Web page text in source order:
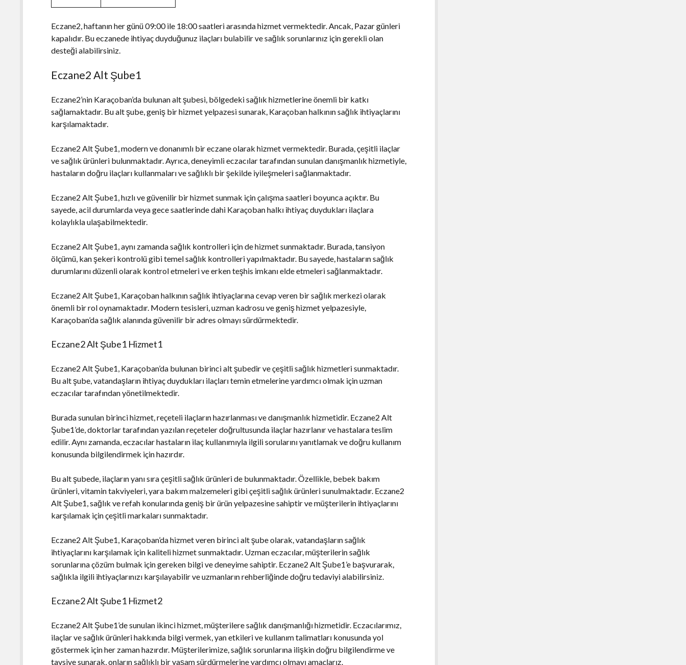
Eczane2, haftanın her günü 09:00 ile 18:00 saatleri arasında hizmet vermektedir. Ancak, Pazar günleri
kapalıdır. Bu eczanede ihtiyaç duyduğunuz ilaçları bulabilir ve sağlık sorunlarınız için gerekli olan
desteği alabilirsiniz.
Eczane2 Alt Şube1
Eczane2’nin Karaçoban’da bulunan alt şubesi, bölgedeki sağlık hizmetlerine önemli bir katkı
sağlamaktadır. Bu alt şube, geniş bir hizmet yelpazesi sunarak, Karaçoban halkının sağlık ihtiyaçlarını
karşılamaktadır.
Eczane2 Alt Şube1, modern ve donanımlı bir eczane olarak hizmet vermektedir. Burada, çeşitli ilaçlar
ve sağlık ürünleri bulunmaktadır. Ayrıca, deneyimli eczacılar tarafından sunulan danışmanlık hizmetiyle,
hastaların doğru ilaçları kullanmaları ve sağlıklı bir şekilde iyileşmeleri sağlanmaktadır.
Eczane2 Alt Şube1, hızlı ve güvenilir bir hizmet sunmak için çalışma saatleri boyunca açıktır. Bu
sayede, acil durumlarda veya gece saatlerinde dahi Karaçoban halkı ihtiyaç duydukları ilaçlara
kolaylıkla ulaşabilmektedir.
Eczane2 Alt Şube1, aynı zamanda sağlık kontrolleri için de hizmet sunmaktadır. Burada, tansiyon
ölçümü, kan şekeri kontrolü gibi temel sağlık kontrolleri yapılmaktadır. Bu sayede, hastaların sağlık
durumlarını düzenli olarak kontrol etmeleri ve erken teşhis imkanı elde etmeleri sağlanmaktadır.
Eczane2 Alt Şube1, Karaçoban halkının sağlık ihtiyaçlarına cevap veren bir sağlık merkezi olarak
önemli bir rol oynamaktadır. Modern tesisleri, uzman kadrosu ve geniş hizmet yelpazesiyle,
Karaçoban’da sağlık alanında güvenilir bir adres olmayı sürdürmektedir.
Eczane2 Alt Şube1 Hizmet1
Eczane2 Alt Şube1, Karaçoban’da bulunan birinci alt şubedir ve çeşitli sağlık hizmetleri sunmaktadır.
Bu alt şube, vatandaşların ihtiyaç duydukları ilaçları temin etmelerine yardımcı olmak için uzman
eczacılar tarafından yönetilmektedir.
Burada sunulan birinci hizmet, reçeteli ilaçların hazırlanması ve danışmanlık hizmetidir. Eczane2 Alt
Şube1’de, doktorlar tarafından yazılan reçeteler doğrultusunda ilaçlar hazırlanır ve hastalara teslim
edilir. Aynı zamanda, eczacılar hastaların ilaç kullanımıyla ilgili sorularını yanıtlamak ve doğru kullanım
konusunda bilgilendirmek için hazırdır.
Bu alt şubede, ilaçların yanı sıra çeşitli sağlık ürünleri de bulunmaktadır. Özellikle, bebek bakım
ürünleri, vitamin takviyeleri, yara bakım malzemeleri gibi çeşitli sağlık ürünleri sunulmaktadır. Eczane2
Alt Şube1, sağlık ve refah konularında geniş bir ürün yelpazesine sahiptir ve müşterilerin ihtiyaçlarını
karşılamak için çeşitli markaları sunmaktadır.
Eczane2 Alt Şube1, Karaçoban’da hizmet veren birinci alt şube olarak, vatandaşların sağlık
ihtiyaçlarını karşılamak için kaliteli hizmet sunmaktadır. Uzman eczacılar, müşterilerin sağlık
sorunlarına çözüm bulmak için gereken bilgi ve deneyime sahiptir. Eczane2 Alt Şube1’e başvurarak,
sağlıkla ilgili ihtiyaçlarınızı karşılayabilir ve uzmanların rehberliğinde doğru tedaviyi alabilirsiniz.
Eczane2 Alt Şube1 Hizmet2
Eczane2 Alt Şube1’de sunulan ikinci hizmet, müşterilere sağlık danışmanlığı hizmetidir. Eczacılarımız,
ilaçlar ve sağlık ürünleri hakkında bilgi vermek, yan etkileri ve kullanım talimatları konusunda yol
göstermek için her zaman hazırdır. Müşterilerimize, sağlık sorunlarına ilişkin doğru bilgilendirme ve
tavsiye sunarak, onların sağlıklı bir yaşam sürdürmelerine yardımcı olmayı amaçlarız.